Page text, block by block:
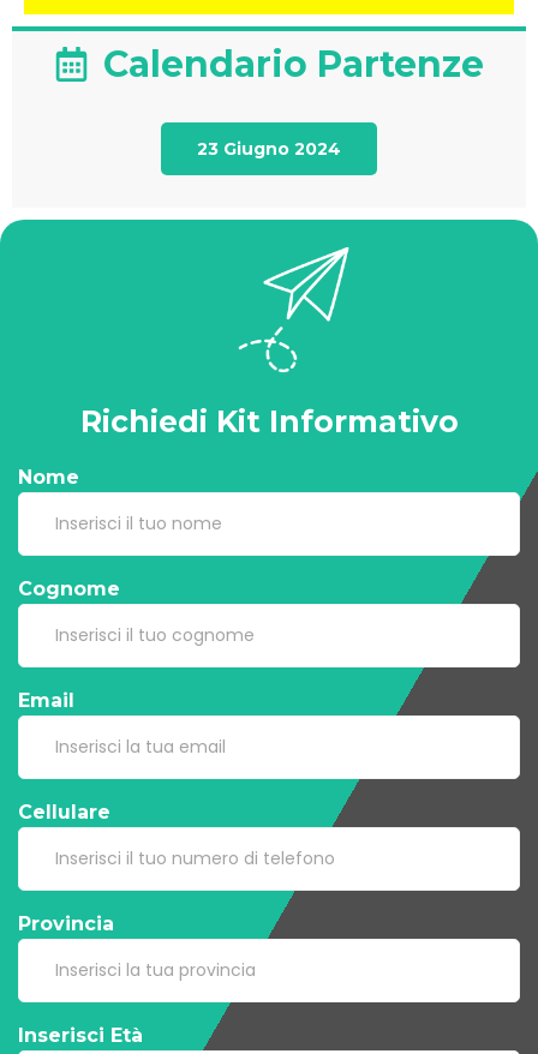
Calendario Partenze
23 Giugno 2024
Richiedi Kit Informativo
Nome
Cognome
Email
Cellulare
Provincia
Inserisci Età